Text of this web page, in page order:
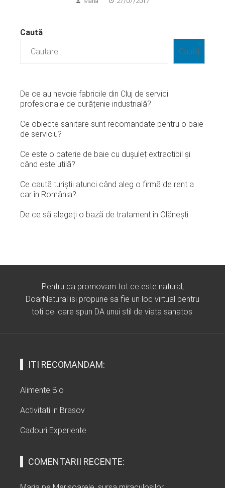
Caută
Caută
De ce au nevoie fabricile din Cluj de servicii
profesionale de curățenie industrială?
Ce obiecte sanitare sunt recomandate pentru o baie
de serviciu?
Ce este o baterie de baie cu dușuleț extractibil și
când este utilă?
Ce caută turiștii atunci când aleg o firmă de rent a
car în România?
De ce să alegeți o bază de tratament în Olănești
Pentru ca promovam tot ce este natural,
DoarNatural isi propune sa fie un loc virtual pentru
toti cei care spun DA unui stil de viata sanatos.
ITI RECOMANDAM:
Alimente Bio
Activitati in Brasov
Cadouri Experiente
COMENTARII RECENTE: